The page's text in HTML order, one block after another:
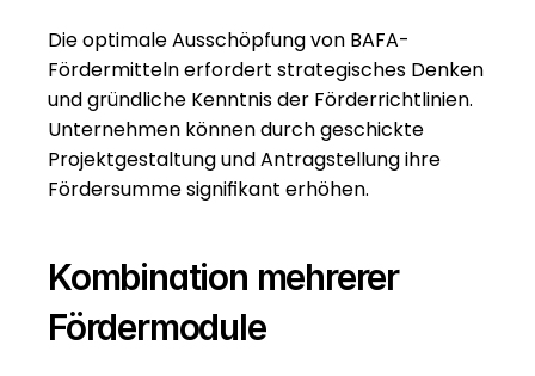
Die optimale Ausschöpfung von BAFA-
Fördermitteln erfordert strategisches Denken
und gründliche Kenntnis der Förderrichtlinien.
Unternehmen können durch geschickte
Projektgestaltung und Antragstellung ihre
Fördersumme signifikant erhöhen.
Kombination mehrerer
Fördermodule